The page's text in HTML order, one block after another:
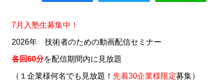
7月入塾生募集中！
2026年 技術者のための動画配信セミナー
各回60分を配信期間内に見放題
（１企業様何名でも見放題！ 先着30企業様限定募集）